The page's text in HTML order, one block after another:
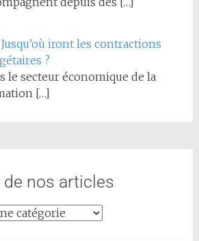
Jusqu’où iront les contractions
?
le secteur économique de la
[…]
de nos articles